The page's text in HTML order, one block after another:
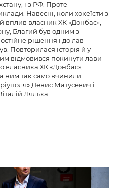
і з РФ. Проте
Навесні, коли хокеїсти з
вплив власник ХК «Донбас»,
Благий був одним з
рішення і до лав
Повторилася історія й у
відмовився покинути лави
власника ХК «Донбас»,
ним так само вчинили
Денис Матусевич і
Лялька.